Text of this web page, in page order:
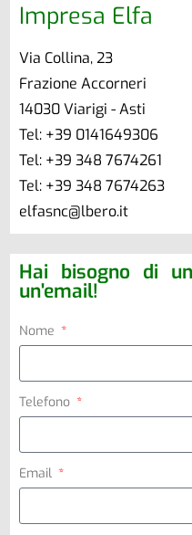
Impresa Elfa
Via Collina, 23
Frazione Accorneri
14030 Viarigi - Asti
Tel: +39 0141649306
Tel: +39 348 7674261
Tel: +39 348 7674263
elfasnc@lbero.it
Hai bisogno di
un'email!
Nome
Telefono
Email